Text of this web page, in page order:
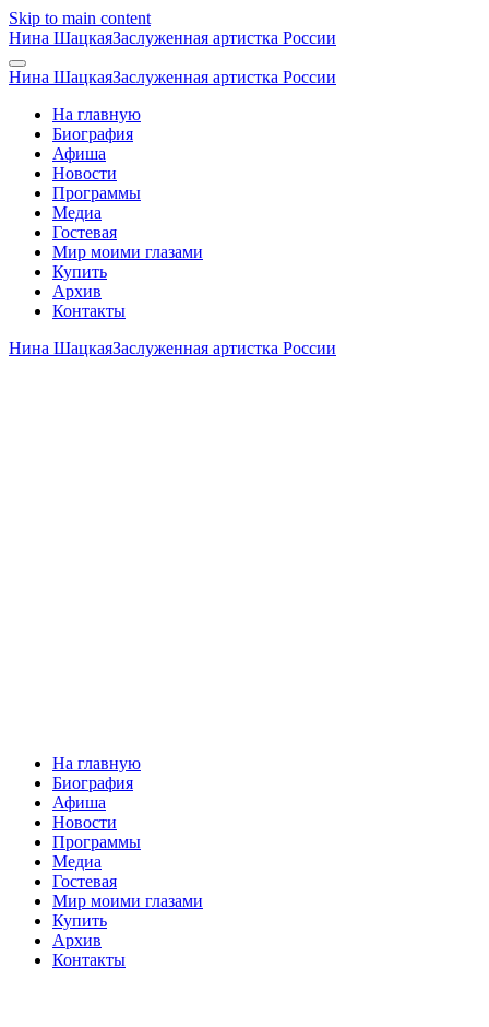
Skip to main content
Нина ШацкаяЗаслуженная артистка России
Нина ШацкаяЗаслуженная артистка России
На главную
Биография
Афиша
Новости
Программы
Медиа
Гостевая
Мир моими глазами
Купить
Архив
Контакты
Нина ШацкаяЗаслуженная артистка России
На главную
Биография
Афиша
Новости
Программы
Медиа
Гостевая
Мир моими глазами
Купить
Архив
Контакты